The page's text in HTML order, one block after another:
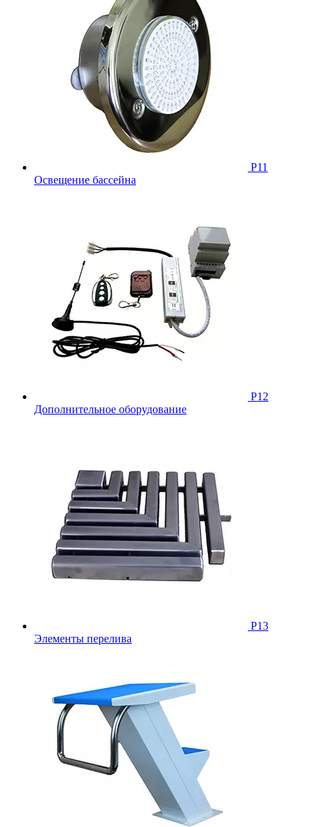
Р11
Освещение бассейна
Р12
Дополнительное оборудование
Р13
Элементы перелива